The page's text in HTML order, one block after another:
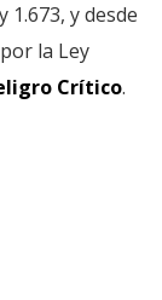
y desde
la Ley
Crítico.